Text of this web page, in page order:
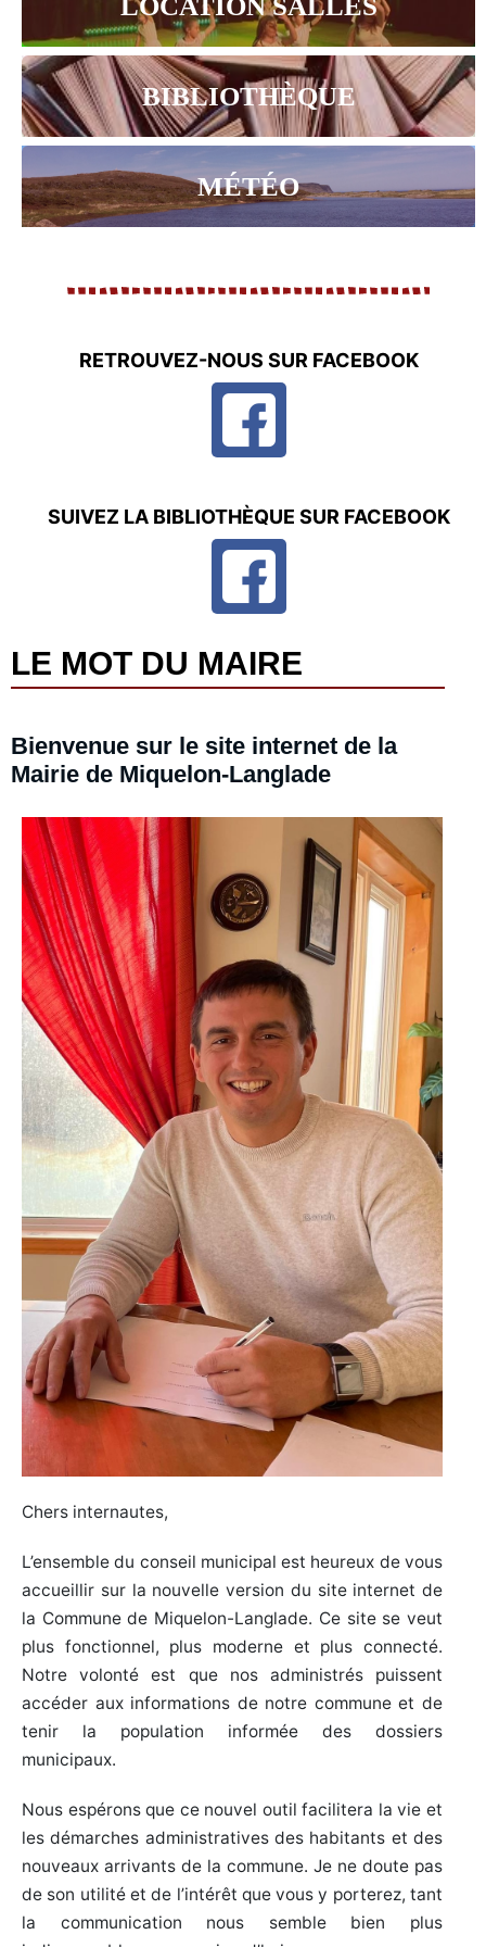
LOCATION SALLES
BIBLIOTHÈQUE
MÉTÉO
RETROUVEZ-NOUS SUR FACEBOOK
SUIVEZ LA BIBLIOTHÈQUE SUR FACEBOOK
LE MOT DU MAIRE
Bienvenue sur le site internet de la
Mairie de Miquelon-Langlade
Chers internautes,
L’ensemble du conseil municipal est heureux de vous
accueillir sur la nouvelle version du site internet de
la Commune de Miquelon-Langlade. Ce site se veut
plus fonctionnel, plus moderne et plus connecté.
Notre volonté est que nos administrés puissent
accéder aux informations de notre commune et de
tenir la population informée des dossiers
municipaux.
Nous espérons que ce nouvel outil facilitera la vie et
les démarches administratives des habitants et des
nouveaux arrivants de la commune. Je ne doute pas
de son utilité et de l’intérêt que vous y porterez, tant
la communication nous semble bien plus